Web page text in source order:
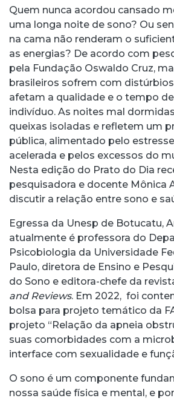
Quem nunca acordou cansado
uma longa noite de sono? Ou
na cama não renderam o
as energias? De acordo com
pela Fundação Oswaldo Cruz,
brasileiros sofrem com
afetam a qualidade e o tempo
indivíduo. As noites mal
queixas isoladas e refletem um
pública, alimentado pelo
acelerada e pelos excessos do
Nesta edição do Prato do Dia
pesquisadora e docente Mônica
discutir a relação entre sono e
Egressa da Unesp de Botucatu,
atualmente é professora do
Psicobiologia da Universidade
Paulo, diretora de Ensino e
do Sono e editora-chefe da
and Reviews. Em 2022, foi
bolsa para projeto temático da
projeto “Relação da apneia
suas comorbidades com a
interface com sexualidade e
O sono é um componente
nossa saúde física e mental, e